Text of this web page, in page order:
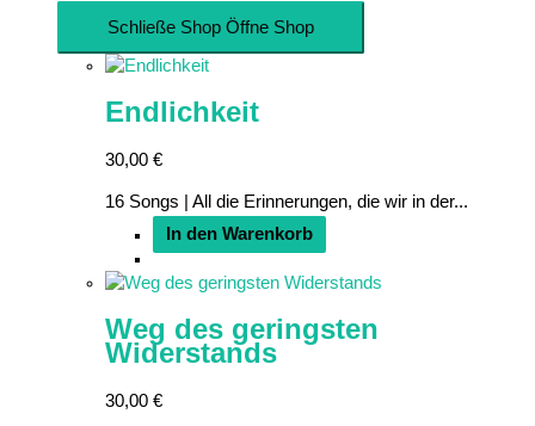
Schließe Shop Öffne Shop
Endlichkeit
30,00 €
16 Songs | All die Erinnerungen, die wir in der...
In den Warenkorb
Weg des geringsten
Widerstands
30,00 €